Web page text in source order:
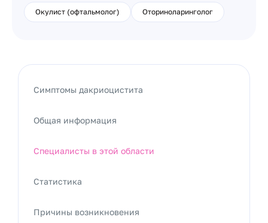
Окулист (офтальмолог) Оториноларинголог
Симптомы дакриоцистита
Общая информация
Специалисты в этой области
Статистика
Причины возникновения